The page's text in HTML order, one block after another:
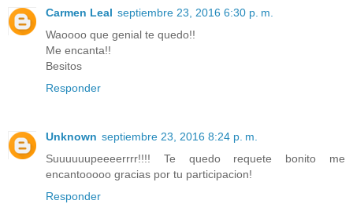
Carmen Leal septiembre 23, 2016 6:30 p. m.
Waoooo que genial te quedo!!
Me encanta!!
Besitos
Responder
Unknown septiembre 23, 2016 8:24 p. m.
Suuuuuupeeeerrrr!!!! Te quedo requete bonito me
encantooooo gracias por tu participacion!
Responder